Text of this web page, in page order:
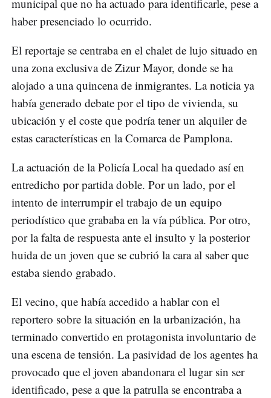
municipal que no ha actuado para identificarle, pese a
haber presenciado lo ocurrido.
El reportaje se centraba en el chalet de lujo situado en
una zona exclusiva de Zizur Mayor, donde se ha
alojado a una quincena de inmigrantes. La noticia ya
había generado debate por el tipo de vivienda, su
ubicación y el coste que podría tener un alquiler de
estas características en la Comarca de Pamplona.
La actuación de la Policía Local ha quedado así en
entredicho por partida doble. Por un lado, por el
intento de interrumpir el trabajo de un equipo
periodístico que grababa en la vía pública. Por otro,
por la falta de respuesta ante el insulto y la posterior
huida de un joven que se cubrió la cara al saber que
estaba siendo grabado.
El vecino, que había accedido a hablar con el
reportero sobre la situación en la urbanización, ha
terminado convertido en protagonista involuntario de
una escena de tensión. La pasividad de los agentes ha
provocado que el joven abandonara el lugar sin ser
identificado, pese a que la patrulla se encontraba a